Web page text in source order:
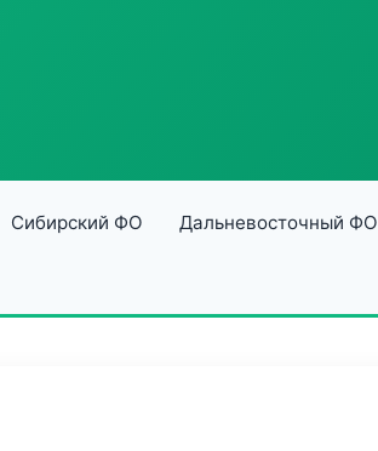
Сибирский ФО Дальневосточный ФО